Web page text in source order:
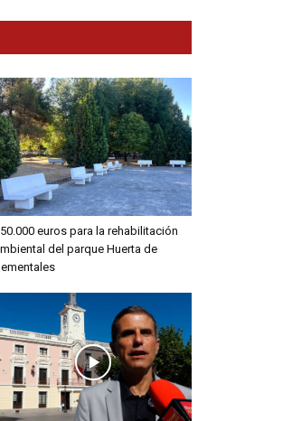
euros para la rehabilitación
del parque Huerta de